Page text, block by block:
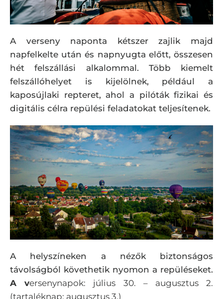
A verseny naponta kétszer zajlik majd
napfelkelte után és napnyugta előtt, összesen
hét felszállási alkalommal. Több kiemelt
felszállóhelyet is kijelölnek, például a
kaposújlaki repteret, ahol a pilóták fizikai és
digitális célra repülési feladatokat teljesítenek.
A helyszíneken a nézők biztonságos
távolságból követhetik nyomon a repüléseket.
A versenynapok: július 30. – augusztus 2.
(tartaléknap: augusztus 3.)